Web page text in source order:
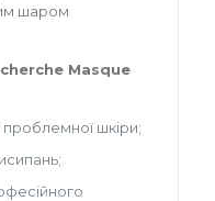
шаром
Masque
шкіри;